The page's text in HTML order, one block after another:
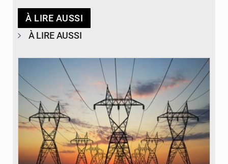
À LIRE AUSSI
À LIRE AUSSI